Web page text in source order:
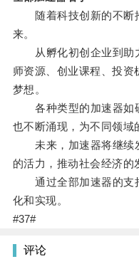
随着科技创新的不断
来。
从孵化初创企业到助
师资源、创业课程、投
梦想。
各种类型的加速器如
也不断涌现，为不同领域
未来，加速器将继续
的活力，推动社会经济的
通过全部加速器的支
化和实现。
#37#
评论